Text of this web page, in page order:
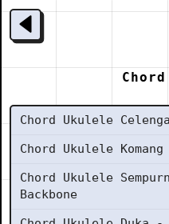
Chord Ukulele
Chord Ukulele
Chord Ukulele
Backbone